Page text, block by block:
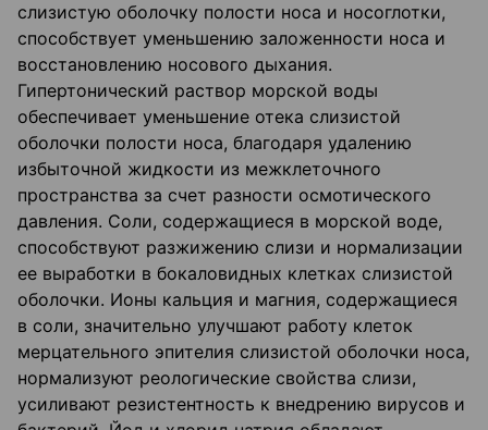
слизистую оболочку полости носа и носоглотки,
способствует уменьшению заложенности носа и
восстановлению носового дыхания.
Гипертонический раствор морской воды
обеспечивает уменьшение отека слизистой
оболочки полости носа, благодаря удалению
избыточной жидкости из межклеточного
пространства за счет разности осмотического
давления. Соли, содержащиеся в морской воде,
способствуют разжижению слизи и нормализации
ее выработки в бокаловидных клетках слизистой
оболочки. Ионы кальция и магния, содержащиеся
в соли, значительно улучшают работу клеток
мерцательного эпителия слизистой оболочки носа,
нормализуют реологические свойства слизи,
усиливают резистентность к внедрению вирусов и